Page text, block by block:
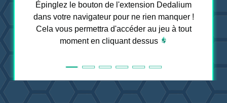
Épinglez le bouton de l'extension Dedalium
dans votre navigateur pour ne rien manquer !
Cela vous permettra d'accéder au jeu à tout
moment en cliquant dessus